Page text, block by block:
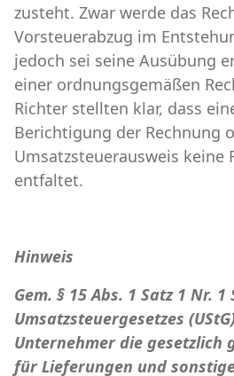
zusteht. Zwar werde das
Vorsteuerabzug im
jedoch sei seine Ausübung
einer ordnungsgemäßen
Richter stellten klar, dass
Berichtigung der Rechnung
Umsatzsteuerausweis keine
entfaltet.
Hinweis
Gem. § 15 Abs. 1 Satz 1 Nr. 1
Umsatzsteuergesetzes
Unternehmer die gesetzlich
für Lieferungen und